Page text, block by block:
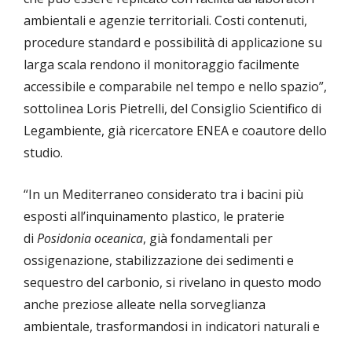
ambientali e agenzie territoriali. Costi contenuti,
procedure standard e possibilità di applicazione su
larga scala rendono il monitoraggio facilmente
accessibile e comparabile nel tempo e nello spazio”,
sottolinea Loris Pietrelli, del Consiglio Scientifico di
Legambiente, già ricercatore ENEA e coautore dello
studio.
“In un Mediterraneo considerato tra i bacini più
esposti all’inquinamento plastico, le praterie
di Posidonia oceanica, già fondamentali per
ossigenazione, stabilizzazione dei sedimenti e
sequestro del carbonio, si rivelano in questo modo
anche preziose alleate nella sorveglianza
ambientale, trasformandosi in indicatori naturali e